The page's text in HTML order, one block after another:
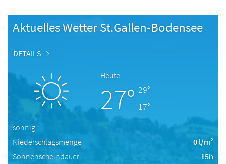
Aktuelles Wetter St.Gallen-Bodensee
DETAILS
Heute
27° 29°
17°
sonnig
Niederschlagsmenge
0 l/m²
Sonnenscheindauer
15h